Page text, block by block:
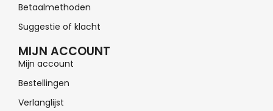
Betaalmethoden
Suggestie of klacht
MIJN ACCOUNT
Mijn account
Bestellingen
Verlanglijst